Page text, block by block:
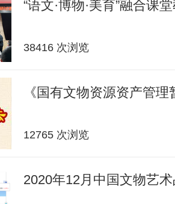
“语文·博物·美育”融合课
38416 次浏览
《国有文物资源资产管
12765 次浏览
2020年12月中国文物艺